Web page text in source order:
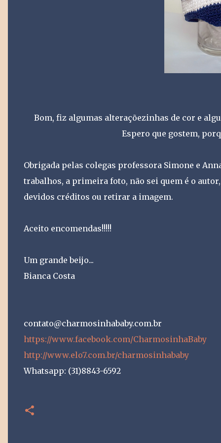
Bom, fiz algumas alteraçõezinhas de cor e
Espero que gostem,
Obrigada pelas colegas professora Simone e
trabalhos, a primeira foto, não sei quem é o
devidos créditos ou retirar a imagem.
Aceito encomendas!!!!!
Um grande beijo...
Bianca Costa
contato@charmosinhababy.com.br
https://www.facebook.com/CharmosinhaBaby
http://www.elo7.com.br/charmosinhababy
Whatsapp: (31)8843-6592